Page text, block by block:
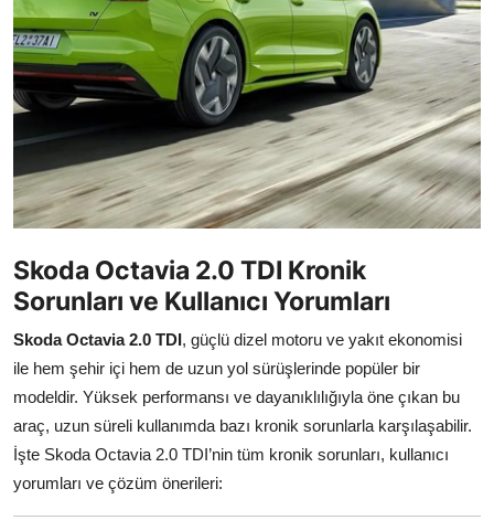
Lastik & Jant
Yağlar & Sıvılar
LPG & Yakıt
Elektrik & Akü
Aydınlatma & Görüş
Şanzıman & Aktarma
Dizel Sistemler
Multimedya & Elektronik
Skoda Octavia 2.0 TDI Kronik
Sorunları ve Kullanıcı Yorumları
Skoda Octavia 2.0 TDI, güçlü dizel motoru ve yakıt ekonomisi
ile hem şehir içi hem de uzun yol sürüşlerinde popüler bir
modeldir. Yüksek performansı ve dayanıklılığıyla öne çıkan bu
araç, uzun süreli kullanımda bazı kronik sorunlarla karşılaşabilir.
İşte Skoda Octavia 2.0 TDI’nin tüm kronik sorunları, kullanıcı
yorumları ve çözüm önerileri: